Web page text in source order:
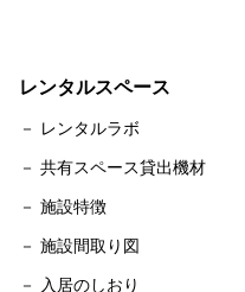
レンタルスペース
－ レンタルラボ
－ 共有スペース貸出機材
－ 施設特徴
－ 施設間取り図
－ 入居のしおり